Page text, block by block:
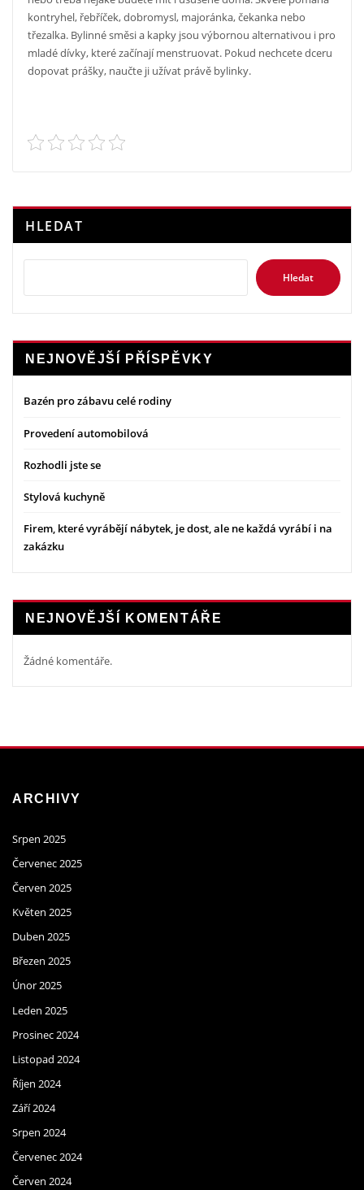
kontryhel, řebříček, dobromysl, majoránka, čekanka nebo
třezalka. Bylinné směsi a kapky jsou výbornou alternativou i pro
mladé dívky, které začínají menstruovat. Pokud nechcete dceru
dopovat prášky, naučte ji užívat právě bylinky.
HLEDAT
Hledat
NEJNOVĚJŠÍ PŘÍSPĚVKY
Bazén pro zábavu celé rodiny
Provedení automobilová
Rozhodli jste se
Stylová kuchyně
Firem, které vyrábějí nábytek, je dost, ale ne každá vyrábí i na
zakázku
NEJNOVĚJŠÍ KOMENTÁŘE
Žádné komentáře.
ARCHIVY
Srpen 2025
Červenec 2025
Červen 2025
Květen 2025
Duben 2025
Březen 2025
Únor 2025
Leden 2025
Prosinec 2024
Listopad 2024
Říjen 2024
Září 2024
Srpen 2024
Červenec 2024
Červen 2024